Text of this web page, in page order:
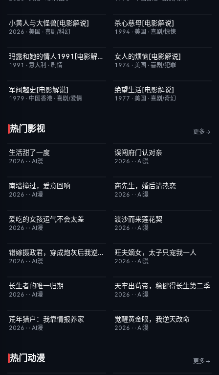
已完结
小黄人与大怪兽[电影解说]
2026 · 美国 · 喜剧/科幻
已完结
杀心慈母[电影解说]
1994 · 美国 · 喜剧/惊悚
已完结 6.1玛露和她的情人1991[电影解说]
1991 · 意大利 · 剧情
已完结
女人的烦恼[电影解说]
1974 · 美国 · 喜剧/犯罪
已完结
军阀趣史[电影解说]
1979 · 中国香港 · 喜剧/爱情
已完结
绝望生活[电影解说]
1977 · 美国 · 喜剧/奇幻
热门影视 更多
完结
生活甜了一度
2026 · · AI漫
完结
误闯府门认对亲
2026 · · AI漫
完结
南墙撞过，爱意回响
2026 · · AI漫
完结
商先生，婚后请热恋
2026 · · AI漫
完结
爱吃的女孩运气不会太差
2026 · · AI漫
完结
渡沙而来莲花契
2026 · · AI漫
完结 2.0错嫁摄政君，穿成炮灰后我逆天改命
2026 · · AI漫
完结
旺夫嫡女，太子只宠我一人
2026 · · AI漫
完结
长生者的唯一归期
2026 · · AI漫
完结 8.0
天牢出苟帝，稳健得长生第二季
2026 · · AI漫
完结
荒年猎户：我靠情报养家
2026 · · AI漫
完结
觉醒黄金眼，我逆天改命
2026 · · AI漫
热门动漫 更多